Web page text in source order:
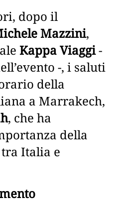
dopo il
Mazzini,
Kappa Viaggi-
-, i saluti
della
a Marrakech,
, che ha
della
Italia e